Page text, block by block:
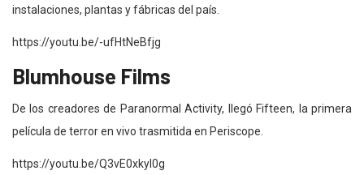
instalaciones, plantas y fábricas del país.
https://youtu.be/-ufHtNeBfjg
Blumhouse Films
De los creadores de Paranormal Activity, llegó Fifteen, la primera
película de terror en vivo trasmitida en Periscope.
https://youtu.be/Q3vE0xkyl0g